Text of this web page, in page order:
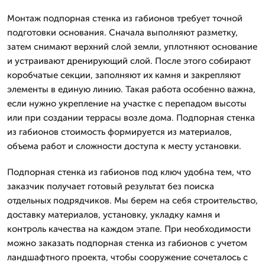
Монтаж подпорная стенка из габионов требует точной
подготовки основания. Сначала выполняют разметку,
затем снимают верхний слой земли, уплотняют основание
и устраивают дренирующий слой. После этого собирают
коробчатые секции, заполняют их камня и закрепляют
элементы в единую линию. Такая работа особенно важна,
если нужно укрепление на участке с перепадом высоты
или при создании террасы возле дома. Подпорная стенка
из габионов стоимость формируется из материалов,
объема работ и сложности доступа к месту установки.
Подпорная стенка из габионов под ключ удобна тем, что
заказчик получает готовый результат без поиска
отдельных подрядчиков. Мы берем на себя строительство,
доставку материалов, установку, укладку камня и
контроль качества на каждом этапе. При необходимости
можно заказать подпорная стенка из габионов с учетом
ландшафтного проекта, чтобы сооружение сочеталось с